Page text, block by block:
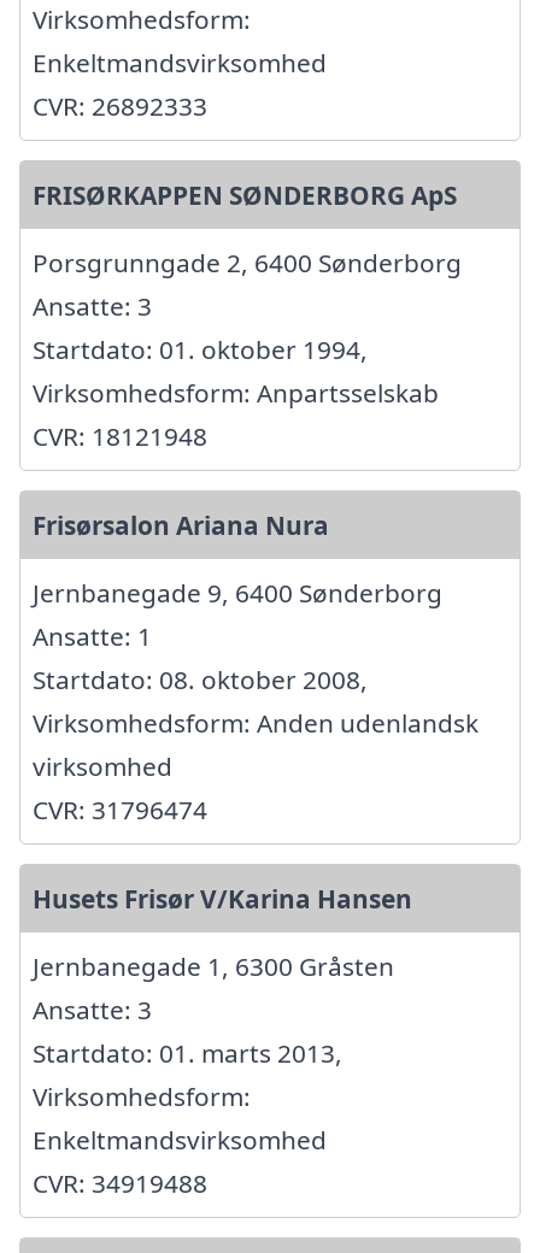
Virksomhedsform:
Enkeltmandsvirksomhed
CVR: 26892333
FRISØRKAPPEN SØNDERBORG ApS
Porsgrunngade 2, 6400 Sønderborg
Ansatte: 3
Startdato: 01. oktober 1994,
Virksomhedsform: Anpartsselskab
CVR: 18121948
Frisørsalon Ariana Nura
Jernbanegade 9, 6400 Sønderborg
Ansatte: 1
Startdato: 08. oktober 2008,
Virksomhedsform: Anden udenlandsk
virksomhed
CVR: 31796474
Husets Frisør V/Karina Hansen
Jernbanegade 1, 6300 Gråsten
Ansatte: 3
Startdato: 01. marts 2013,
Virksomhedsform:
Enkeltmandsvirksomhed
CVR: 34919488